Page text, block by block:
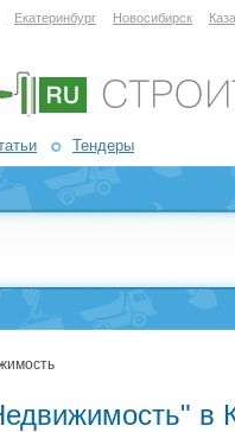
Екатеринбург Новосибирск
Тендеры
в